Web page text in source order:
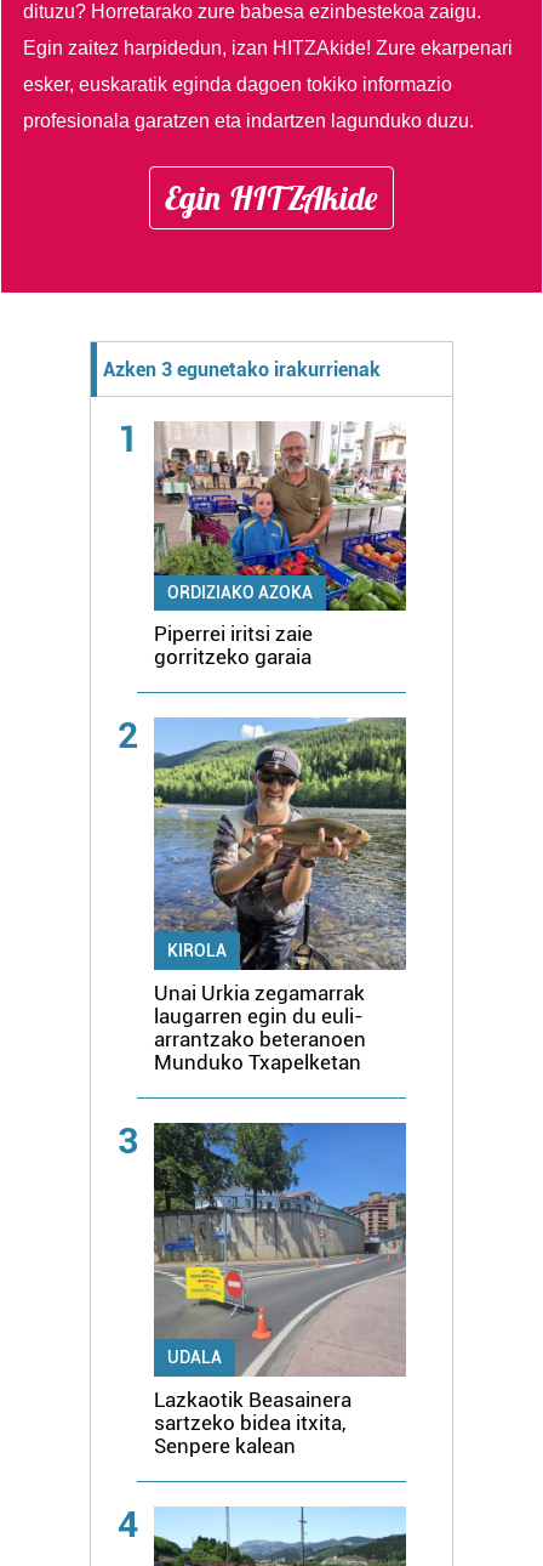
dituzu? Horretarako zure babesa ezinbestekoa zaigu.
Egin zaitez harpidedun, izan HITZAkide!Zure ekarpenari
esker, euskaratik eginda dagoen tokiko informazio
profesionala garatzen eta indartzen lagunduko duzu.
Egin HITZAkide
Azken 3 egunetako irakurrienak
1
ORDIZIAKO AZOKA
Piperrei iritsi zaie
gorritzeko garaia
2
KIROLA
Unai Urkia zegamarrak
laugarren egin du euli-
arrantzako beteranoen
Munduko Txapelketan
3
UDALA
Lazkaotik Beasainera
sartzeko bidea itxita,
Senpere kalean
4